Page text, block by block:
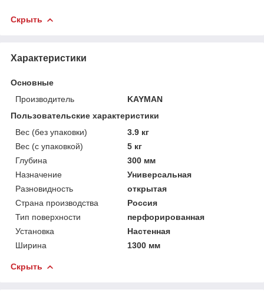
Скрыть
Характеристики
Основные
Производитель
KAYMAN
Пользовательские характеристики
Вес (без упаковки)
3.9 кг
Вес (с упаковкой)
5 кг
Глубина
300 мм
Назначение
Универсальная
Разновидность
открытая
Страна производства
Россия
Тип поверхности
перфорированная
Установка
Настенная
Ширина
1300 мм
Скрыть